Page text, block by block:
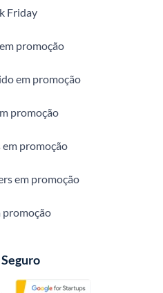
Friday
promoção
em promoção
promoção
promoção
em promoção
promoção